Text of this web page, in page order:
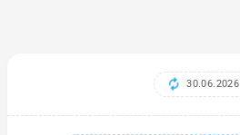
30.06.2026